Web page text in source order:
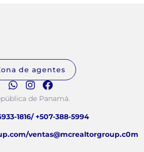
de agentes
de Panamá.
1816/ +507-388-5994
ventas@mcrealtorgroup.c0m